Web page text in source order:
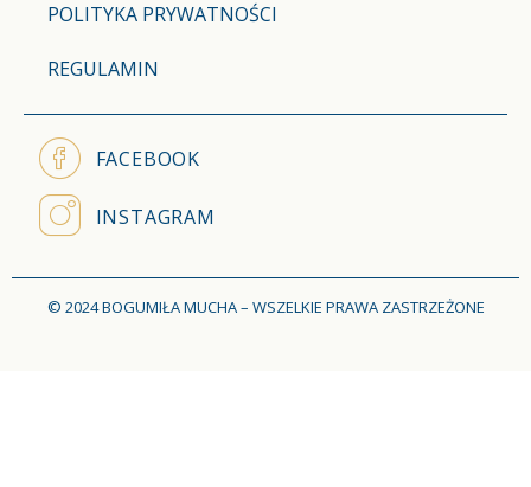
POLITYKA PRYWATNOŚCI
REGULAMIN
FACEBOOK
INSTAGRAM
© 2024 BOGUMIŁA MUCHA – WSZELKIE PRAWA ZASTRZEŻONE